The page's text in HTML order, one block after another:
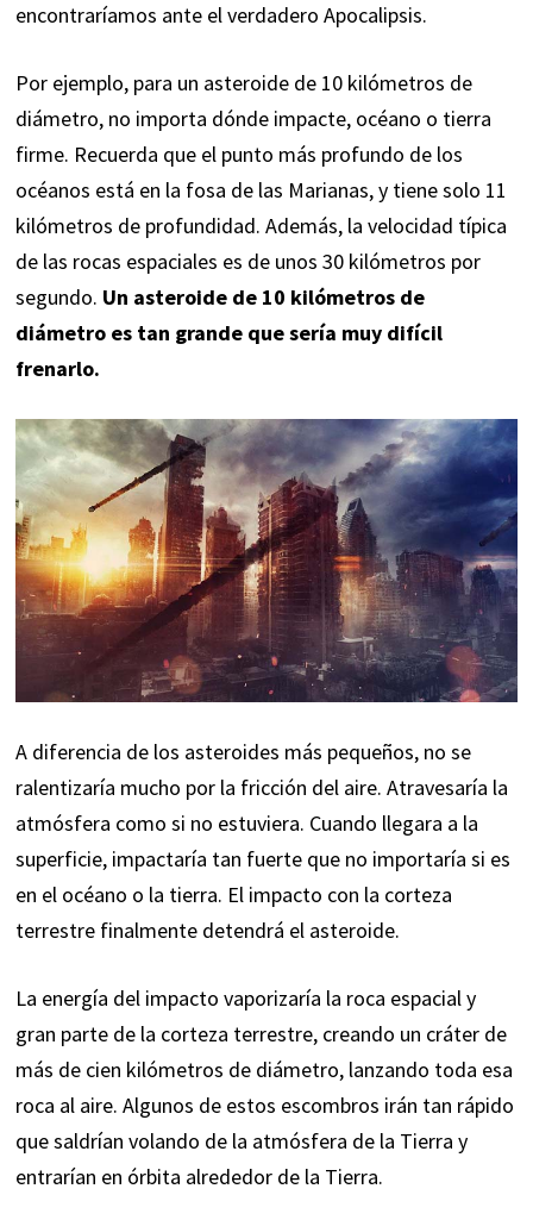
encontraríamos ante el verdadero Apocalipsis.
Por ejemplo, para un asteroide de 10 kilómetros de
diámetro, no importa dónde impacte, océano o tierra
firme. Recuerda que el punto más profundo de los
océanos está en la fosa de las Marianas​, y tiene solo 11
kilómetros de profundidad. Además, la velocidad típica
de las rocas espaciales es de unos 30 kilómetros por
segundo. Un asteroide de 10 kilómetros de
diámetro es tan grande que sería muy difícil
frenarlo.
A diferencia de los asteroides más pequeños, no se
ralentizaría mucho por la fricción del aire. Atravesaría la
atmósfera como si no estuviera. Cuando llegara a la
superficie, impactaría tan fuerte que no importaría si es
en el océano o la tierra. El impacto con la corteza
terrestre finalmente detendrá el asteroide.
La energía del impacto vaporizaría la roca espacial y
gran parte de la corteza terrestre, creando un cráter de
más de cien kilómetros de diámetro, lanzando toda esa
roca al aire. Algunos de estos escombros irán tan rápido
que saldrían volando de la atmósfera de la Tierra y
entrarían en órbita alrededor de la Tierra.